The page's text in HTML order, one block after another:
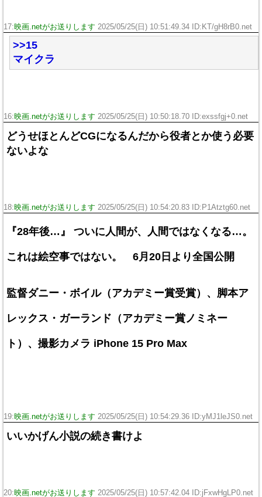
17:映画.netがお送りします 2025/05/25(日) 10:51:49.34 ID:KT/gH8rB0.net
>>15
マイクラ
16:映画.netがお送りします 2025/05/25(日) 10:50:18.70 ID:exssfgj+0.net
どうせほとんどCGになるんだから役者とか使う必要
ないよな
18:映画.netがお送りします 2025/05/25(日) 10:54:20.83 ID:P1Atztg60.net
『28年後…』 ついに人間が、人間ではなくなる…。
これは絵空事ではない。 6月20日より全国公開
監督ダニー・ボイル（アカデミー賞受賞）、脚本ア
レックス・ガーランド（アカデミー賞ノミネー
ト）、撮影カメラ iPhone 15 Pro Max
19:映画.netがお送りします 2025/05/25(日) 10:54:29.36 ID:yMJ1leJS0.net
いいかげん小説の続き書けよ
20:映画.netがお送りします 2025/05/25(日) 10:57:42.04 ID:jFxwHgLP0.net